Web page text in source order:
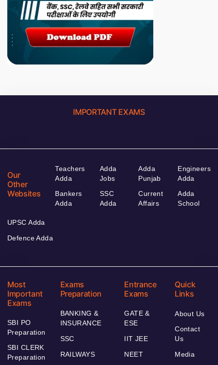
IMPORTANT EXAMS
Our
Other
Websites
Teachers
Adda
Bankers
Adda
Adda
Jobs
SSC
Adda
Adda
Punjab
Current
Affairs
Engineers
Adda
Adda
School
UPSC Adda
Defence Adda
Most
Important
Exams
SBI PO
Preparation
SBI CLERK
Preparation
Exams
Preparation
BANKING &
INSURANCE
SSC
RAILWAYS
Entrance
Exams
GATE &
ESE
IIT JEE
NEET
Quick
Links
About Us
Contact
Us
Media